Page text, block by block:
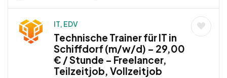
IT, EDV
Technische Trainer für IT in
Schiffdorf (m/w/d) – 29,00
€ / Stunde – Freelancer,
Teilzeitjob, Vollzeitjob